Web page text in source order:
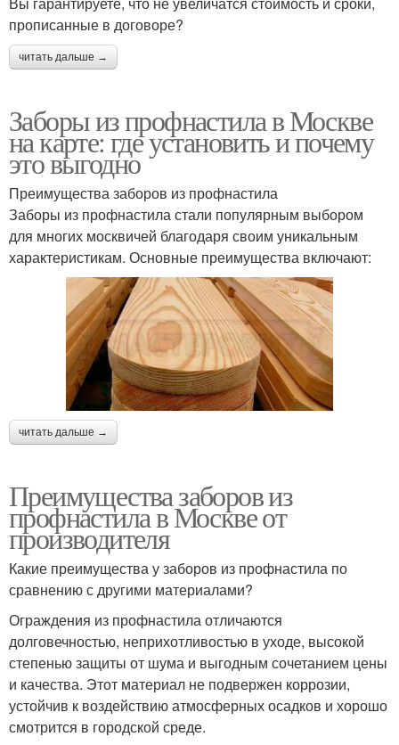
прописанные в договоре?
читать дальше →
Заборы из профнастила в Москве
на карте: где установить и почему
это выгодно
Преимущества заборов из профнастила
Заборы из профнастила стали популярным выбором
для многих москвичей благодаря своим уникальным
характеристикам. Основные преимущества включают:
читать дальше →
Преимущества заборов из
профнастила в Москве от
производителя
Какие преимущества у заборов из профнастила по
сравнению с другими материалами?
Ограждения из профнастила отличаются
долговечностью, неприхотливостью в уходе, высокой
степенью защиты от шума и выгодным сочетанием цены
и качества. Этот материал не подвержен коррозии,
устойчив к воздействию атмосферных осадков и хорошо
смотрится в городской среде.